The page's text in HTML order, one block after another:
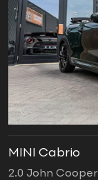
MINI Cabrio
2.0 John